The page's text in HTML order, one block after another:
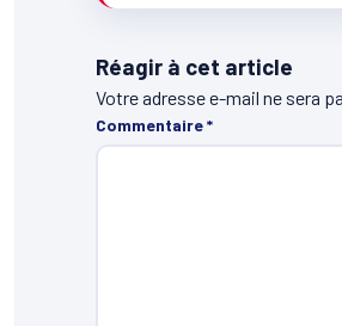
Réagir à cet article
Votre adresse e-mail ne sera
Commentaire*